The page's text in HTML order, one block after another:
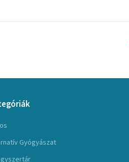
Gyógyászat